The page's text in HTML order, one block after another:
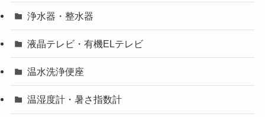
浄水器・整水器
液晶テレビ・有機ELテレビ
温水洗浄便座
温湿度計・暑さ指数計